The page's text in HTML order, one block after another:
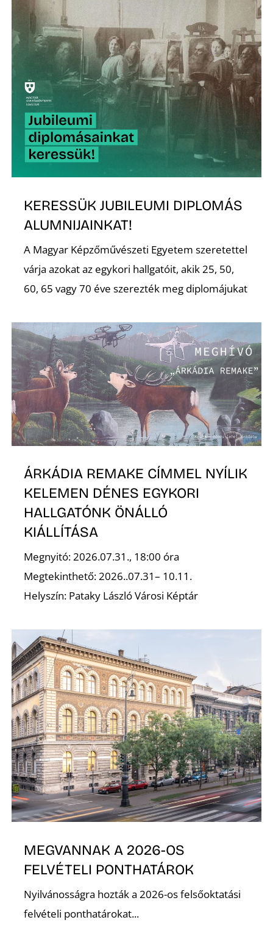
KERESSÜK JUBILEUMI DIPLOMÁS
ALUMNIJAINKAT!
A Magyar Képzőművészeti Egyetem szeretettel
várja azokat az egykori hallgatóit, akik 25, 50,
60, 65 vagy 70 éve szerezték meg diplomájukat
ÁRKÁDIA REMAKE CÍMMEL NYÍLIK
KELEMEN DÉNES EGYKORI
HALLGATÓNK ÖNÁLLÓ
KIÁLLÍTÁSA
Megnyitó: 2026.07.31., 18:00 óra
Megtekinthető: 2026..07.31– 10.11.
Helyszín: Pataky László Városi Képtár
MEGVANNAK A 2026-OS
FELVÉTELI PONTHATÁROK
Nyilvánosságra hozták a 2026-os felsőoktatási
felvételi ponthatárokat...